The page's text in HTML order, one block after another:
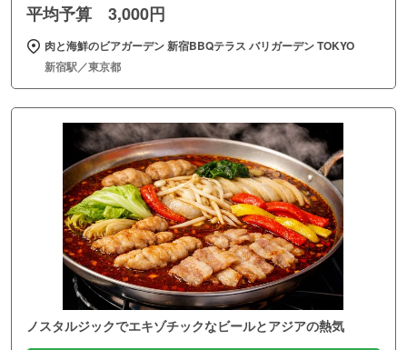
平均予算 3,000円
肉と海鮮のビアガーデン 新宿BBQテラス バリガーデン TOKYO
新宿駅／東京都
ノスタルジックでエキゾチックなビールとアジアの熱気